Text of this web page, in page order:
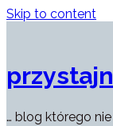
Skip to content
… blog którego